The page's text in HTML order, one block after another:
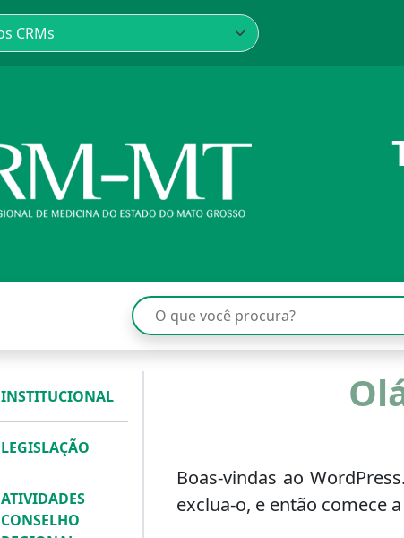
INSTITUCIONAL
LEGISLAÇÃO
ATIVIDADES
CONSELHO
Boas-vindas ao
exclua-o, e então comece